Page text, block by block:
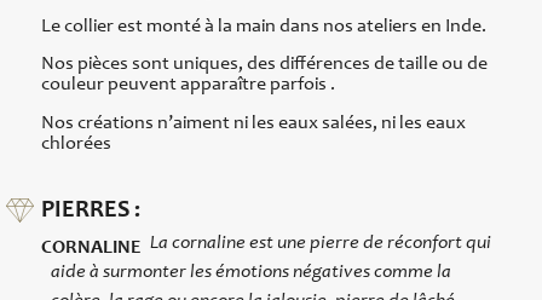
Le collier est monté à la main dans nos ateliers en Inde.
Nos pièces sont uniques, des différences de taille ou de
couleur peuvent apparaître parfois .
Nos créations n’aiment ni les eaux salées, ni les eaux
chlorées
PIERRES :
CORNALINE La cornaline est une pierre de réconfort qui
aide à surmonter les émotions négatives comme la